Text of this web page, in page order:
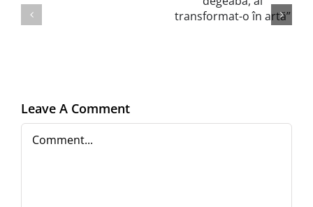
capăt)
Leave A Comment